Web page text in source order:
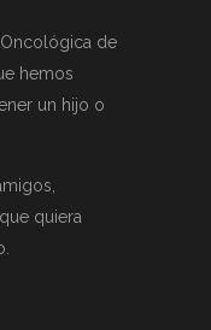
Oncológica de
hemos
un hijo o
quiera